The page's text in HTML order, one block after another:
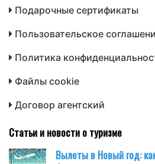
Подарочные сертификаты
Пользовательское
Политика
Файлы cookie
Договор агентский
Статьи и новости о туризме
Вылеты в Новый год: